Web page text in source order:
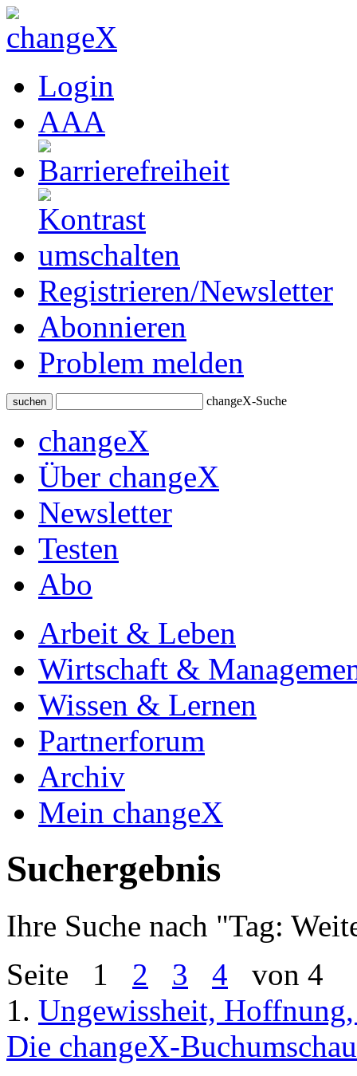
Login
AAA
Registrieren/Newsletter
Abonnieren
Problem melden
suchen changeX-Suche
changeX
Über changeX
Newsletter
Testen
Abo
Arbeit & Leben
Wirtschaft &
Wissen & Lernen
Partnerforum
Archiv
Mein changeX
Suchergebnis
Ihre Suche nach "Tag:
Seite 1 2 3 4 von 4
1. Ungewissheit,
Die changeX-